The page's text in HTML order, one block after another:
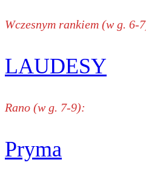
Wczesnym rankiem (w g. 6-
LAUDESY
Rano (w g. 7-9):
Pryma